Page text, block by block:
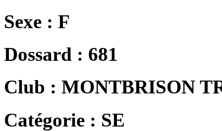
Sexe : F
Dossard : 681
Club : MONTBRISON
Catégorie : SE